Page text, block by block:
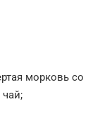
морковь со